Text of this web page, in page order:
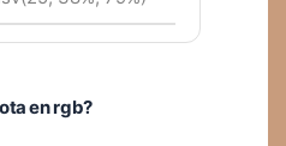
en rgb?